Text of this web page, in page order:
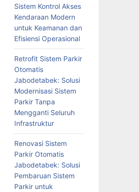
Sistem Kontrol Akses
Kendaraan Modern
untuk Keamanan dan
Efisiensi Operasional
Retrofit Sistem Parkir
Otomatis
Jabodetabek: Solusi
Modernisasi Sistem
Parkir Tanpa
Mengganti Seluruh
Infrastruktur
Renovasi Sistem
Parkir Otomatis
Jabodetabek: Solusi
Pembaruan Sistem
Parkir untuk